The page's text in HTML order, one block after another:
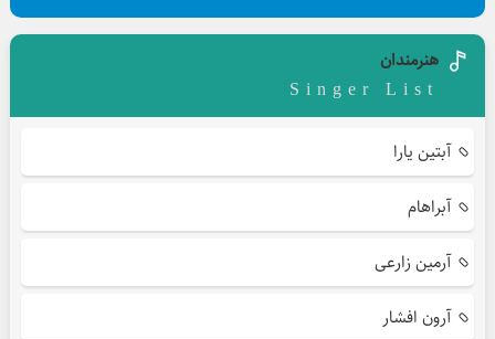
هنرمندان
Singer List
آبتین یارا
آبراهام
آرمین زارعی
آرون افشار